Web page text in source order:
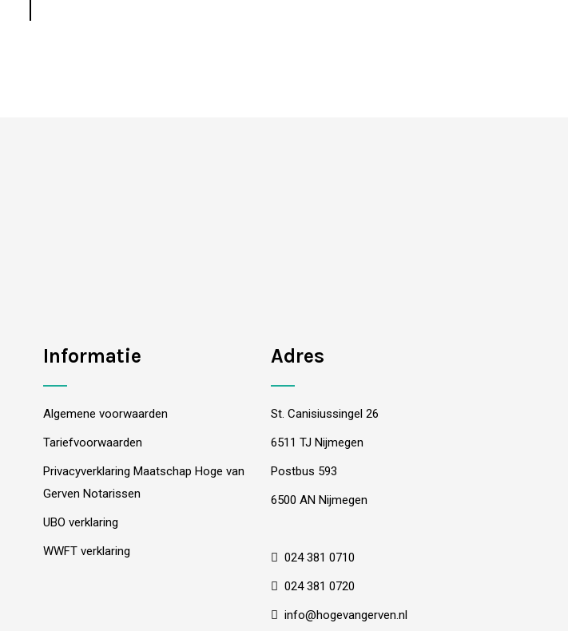
Informatie
Algemene voorwaarden
Tariefvoorwaarden
Privacyverklaring Maatschap Hoge van
Gerven Notarissen
UBO verklaring
WWFT verklaring
Adres
St. Canisiussingel 26
6511 TJ Nijmegen
Postbus 593
6500 AN Nijmegen
024 381 0710
024 381 0720
info@hogevangerven.nl